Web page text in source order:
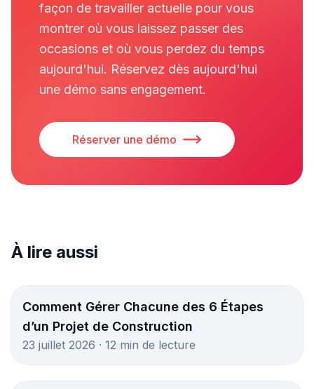
façon de travailler actuelle pour vous
montrer où vous laissez passer des
occasions et où vous perdez du temps
aujourd'hui. Réservez dès aujourd'hui
une démo sans engagement.
Réserver une démo
À lire aussi
Comment Gérer Chacune des 6 Étapes
d’un Projet de Construction
23 juillet 2026 · 12 min de lecture